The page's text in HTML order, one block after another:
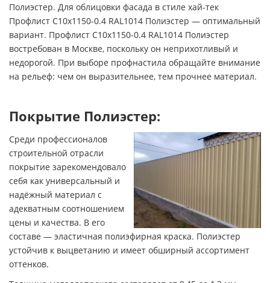
Полиэстер. Для облицовки фасада в стиле хай-тек
Профлист С10х1150-0.4 RAL1014 Полиэстер — оптимальный
вариант. Профлист С10х1150-0.4 RAL1014 Полиэстер
востребован в Москве, поскольку он неприхотливый и
недорогой. При выборе профнастила обращайте внимание
на рельеф: чем он выразительнее, тем прочнее материал.
Покрытие Полиэстер:
Среди профессионалов
строительной отрасли
покрытие зарекомендовало
себя как универсальный и
надёжный материал с
адекватным соотношением
цены и качества. В его
составе — эластичная полиэфирная краска. Полиэстер
устойчив к выцветанию и имеет обширный ассортимент
оттенков.